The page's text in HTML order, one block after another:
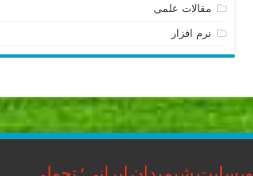
مقالات علمی
نرم افزار